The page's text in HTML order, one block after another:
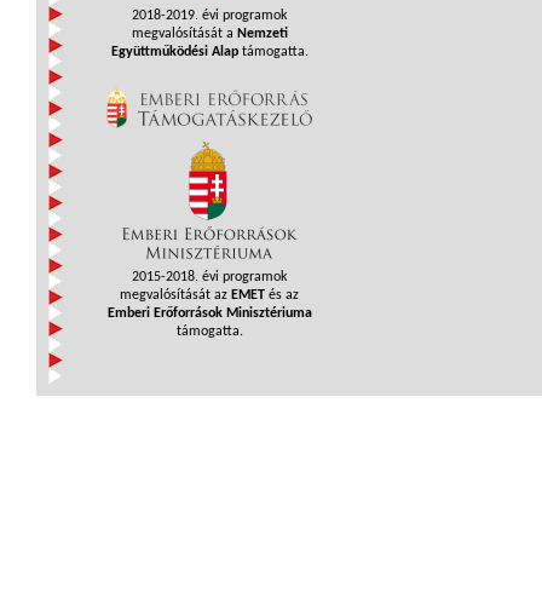
2018-2019. évi programok
megvalósítását a Nemzeti
Együttműködési Alaptámogatta.
2015-2018. évi programok
megvalósítását az EMET és az
Emberi Erőforrások Minisztériuma
támogatta.